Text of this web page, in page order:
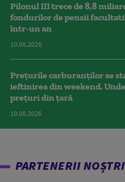
Pilonul III trece de 8,8
fondurilor de pensii
într-un an
10.08.2026
Prețurile carburanților se
ieftinirea din weekend.
prețuri din țară
10.08.2026
PARTENERII NOȘTRI